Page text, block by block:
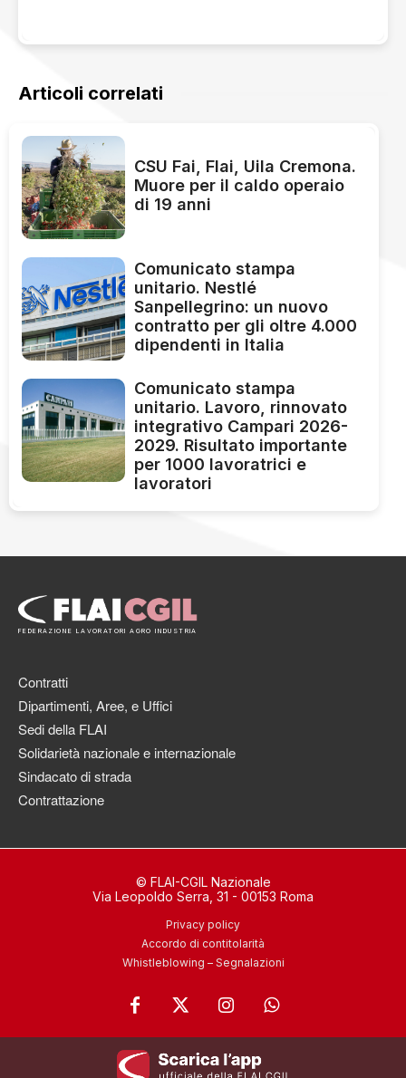
Articoli correlati
CSU Fai, Flai, Uila Cremona.
Muore per il caldo operaio
di 19 anni
Comunicato stampa
unitario. Nestlé
Sanpellegrino: un nuovo
contratto per gli oltre 4.000
dipendenti in Italia
Comunicato stampa
unitario. Lavoro, rinnovato
integrativo Campari 2026-
2029. Risultato importante
per 1000 lavoratrici e
lavoratori
FEDERAZIONE LAVORATORI AGRO INDUSTRIA
Contratti
Dipartimenti, Aree, e Uffici
Sedi della FLAI
Solidarietà nazionale e internazionale
Sindacato di strada
Contrattazione
© FLAI-CGIL Nazionale
Via Leopoldo Serra, 31 - 00153 Roma
Privacy policy
Accordo di contitolarità
Whistleblowing – Segnalazioni